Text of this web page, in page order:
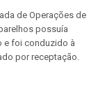
de Operações de
possuía
e foi conduzido à
por receptação.